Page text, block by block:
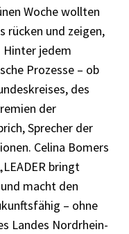
Woche wollten
rücken und zeigen,
Hinter jedem
Prozesse – ob
des
der
Sprecher der
Celina Bomers
bringt
macht den
– ohne
Landes Nordrhein-